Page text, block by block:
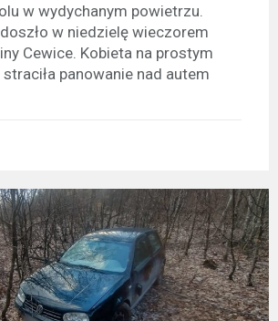
w wydychanym powietrzu.
w niedzielę wieczorem
Cewice. Kobieta na prostym
panowanie nad autem